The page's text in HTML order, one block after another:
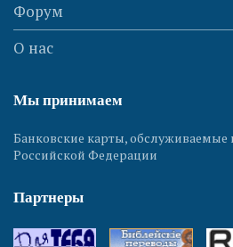
Форум
О нас
Мы принимаем
Банковские карты, обслуживаемые
Российской Федерации
Партнеры